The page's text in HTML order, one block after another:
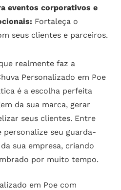
eventos corporativos e
Fortaleça o
seus clientes e parceiros.
realmente faz a
Personalizado em Poe
é a escolha perfeita
da sua marca, gerar
seus clientes. Entre
seu guarda-
sua empresa, criando
por muito tempo.
em Poe com